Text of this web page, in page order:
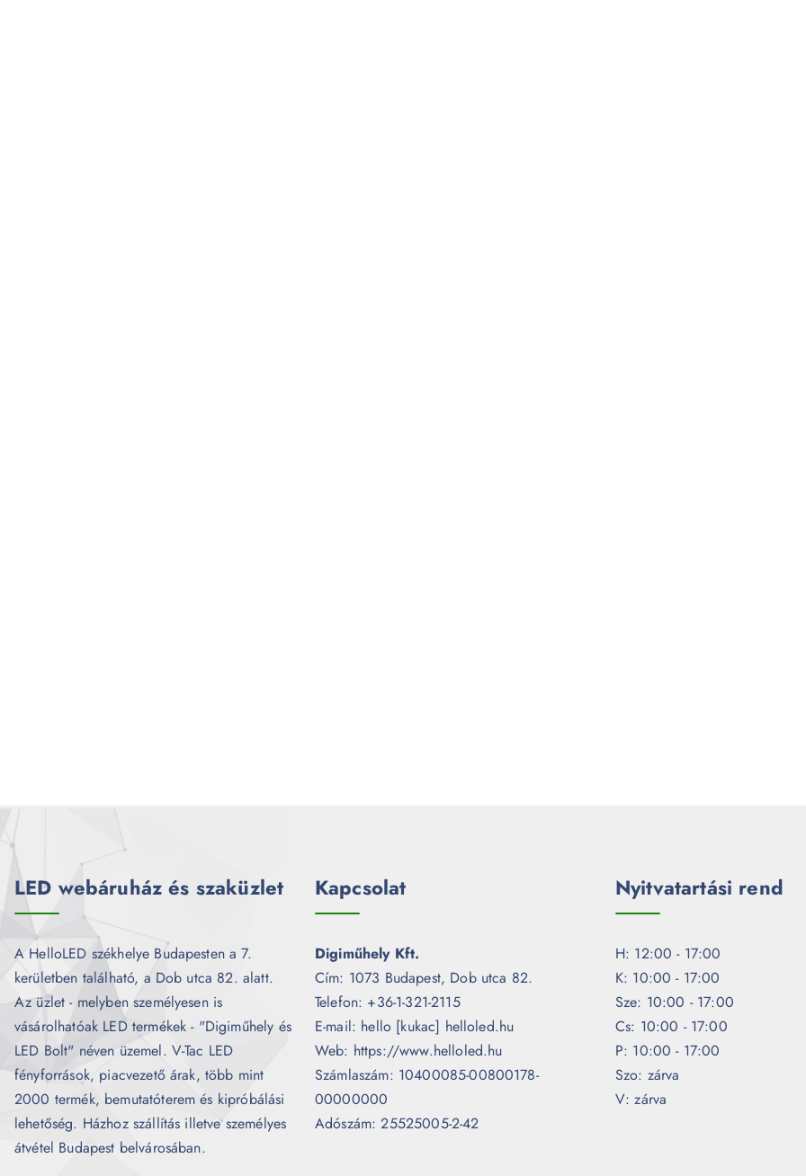
LED webáruház és szaküzlet
A HelloLED székhelye Budapesten a 7.
kerületben található, a Dob utca 82. alatt.
Az üzlet - melyben személyesen is
vásárolhatóak LED termékek - "Digiműhely és
LED Bolt" néven üzemel. V-Tac LED
fényforrások, piacvezető árak, több mint
2000 termék, bemutatóterem és kipróbálási
lehetőség. Házhoz szállítás illetve személyes
átvétel Budapest belvárosában.
Kapcsolat
Digiműhely Kft.
Cím: 1073 Budapest, Dob utca 82.
Telefon: +36-1-321-2115
E-mail: hello [kukac] helloled.hu
Web: https://www.helloled.hu
Számlaszám: 10400085-00800178-
00000000
Adószám: 25525005-2-42
Nyitvatartási rend
H: 12:00 - 17:00
K: 10:00 - 17:00
Sze: 10:00 - 17:00
Cs: 10:00 - 17:00
P: 10:00 - 17:00
Szo: zárva
V: zárva